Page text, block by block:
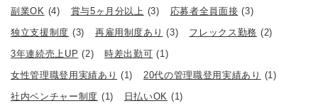
副業OK (4) 賞与5ヶ月分以上 (3) 応募者全員面接 (3)
独立支援制度 (3) 再雇用制度あり (3) フレックス勤務 (2)
3年連続売上UP (2) 時差出勤可 (1)
女性管理職登用実績あり (1) 20代の管理職登用実績あり (1)
社内ベンチャー制度 (1) 日払いOK (1)